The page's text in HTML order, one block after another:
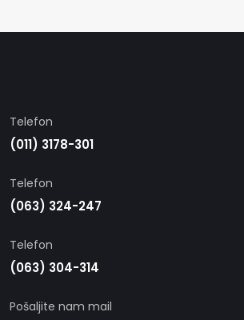
Telefon
(011) 3178-301
Telefon
(063) 324-247
Telefon
(063) 304-314
Pošaljite nam mail